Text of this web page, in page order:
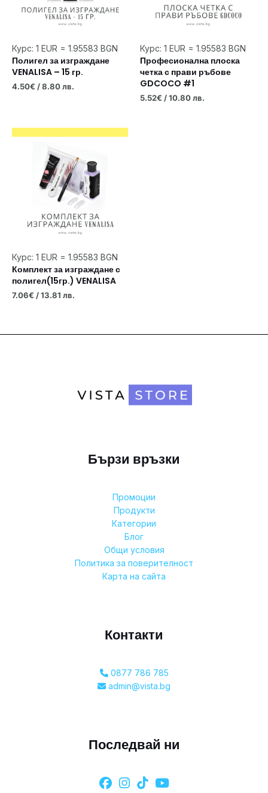
Курс: 1 EUR = 1.95583 BGN
Полигел за изграждане
VENALISA – 15 гр.
4.50€ / 8.80 лв.
Курс: 1 EUR = 1.95583 BGN
Професионална плоска
четка с прави ръбове
GDCOCO #1
5.52€ / 10.80 лв.
Курс: 1 EUR = 1.95583 BGN
Комплект за изграждане с
полигел(15гр.) VENALISA
7.06€ / 13.81 лв.
Бързи връзки
Промоции
Продукти
Категории
Блог
Общи условия
Политика за поверителност
Карта на сайта
Контакти
0877 786 785
admin@vista.bg
Последвай ни